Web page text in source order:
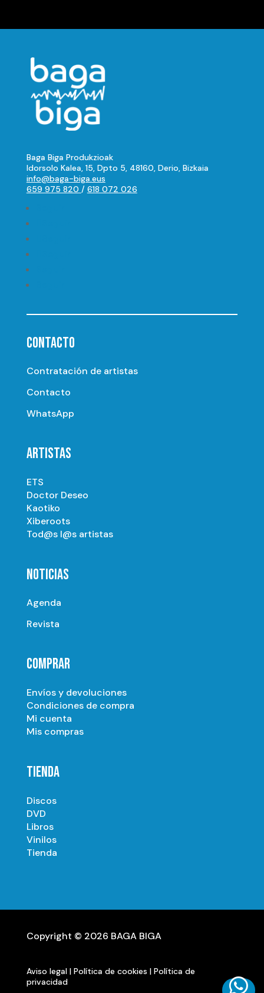
Baga Biga Produkzioak
Idorsolo Kalea, 15, Dpto 5, 48160, Derio, Bizkaia
info@baga-biga.eus
659 975 820 / 618 072 026
CONTACTO
Contratación de artistas
Contacto
WhatsApp
ARTISTAS
ETS
Doctor Deseo
Kaotiko
Xiberoots
Tod@s l@s artistas
NOTICIAS
Agenda
Revista
COMPRAR
Envíos y devoluciones
Condiciones de compra
Mi cuenta
Mis compras
TIENDA
Discos
DVD
Libros
Vinilos
Tienda
Copyright © 2026 BAGA BIGA
Aviso legal| Política de cookies | Política de
privacidad
